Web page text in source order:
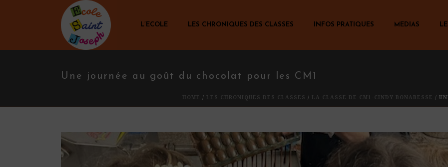
L’ECOLE LES CHRONIQUES DES CLASSES INFOS PRATIQUES MEDIAS
Une journée au goût du chocolat pour les CM1
HOME / LES CHRONIQUES DES CLASSES / LA CLASSE DE CM1-CINDY BONABESSE /